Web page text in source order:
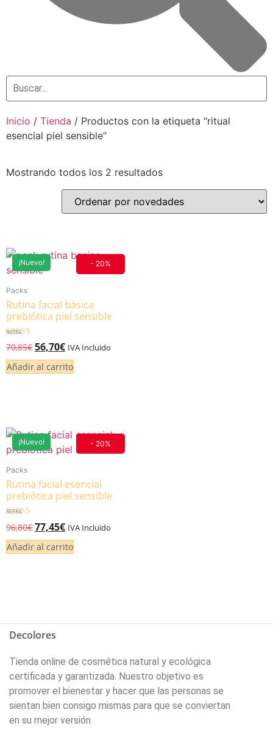
Inicio / Tienda / Productos con la etiqueta “ritual
esencial piel sensible”
Mostrando todos los 2 resultados
¡Nuevo! - 20%
Packs
Rutina facial básica
prebiótica piel sensible
Valorado
5.00
de 5
70,85€ 56,70€ IVA Incluido
Añadir al carrito
¡Nuevo! - 20%
Packs
Rutina facial esencial
prebiótica piel sensible
Valorado
5.00
de 5
96,80€ 77,45€ IVA Incluido
Añadir al carrito
Decolores
Tienda online de cosmética natural y ecológica
certificada y garantizada. Nuestro objetivo es
promover el bienestar y hacer que las personas se
sientan bien consigo mismas para que se conviertan
en su mejor versión
10% de descuento
¡SÍ, LO QUIERO!
el carrito de compra para beneficiarte del descuento.